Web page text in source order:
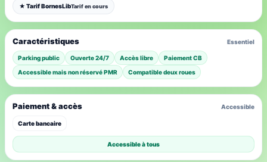
★ Tarif BornesLibTarif en cours
Caractéristiques Essentiel
Parking public Ouverte 24/7 Accès libre
Paiement CB
Accessible mais non réservé PMR
Compatible deux roues
Paiement & accès Accessible
Carte bancaire
Accessible à tous